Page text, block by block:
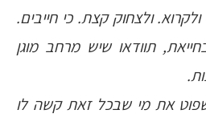
ולצחוק קצת. כי חייבים.
תוודאו שיש מרחב מוגן
את מי שבכל זאת קשה לו